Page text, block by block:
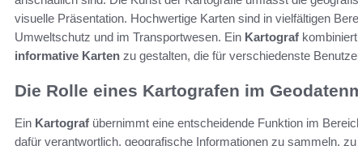
visuelle Präsentation. Hochwertige Karten sind in vielfältigen
Umweltschutz und im Transportwesen. Ein Kartograf
informative Karten zu gestalten, die für verschiedenste
Die Rolle eines Kartografen im
Ein Kartograf übernimmt eine entscheidende Funktion im
dafür verantwortlich, geografische Informationen zu sammeln,